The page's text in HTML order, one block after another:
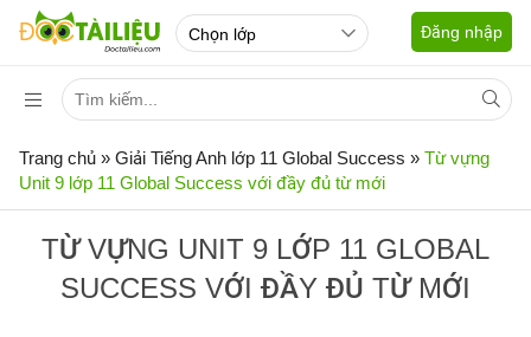
Đăng nhập
Trang chủ » Giải Tiếng Anh lớp 11 Global Success » Từ vựng
Unit 9 lớp 11 Global Success với đầy đủ từ mới
TỪ VỰNG UNIT 9 LỚP 11 GLOBAL
SUCCESS VỚI ĐẦY ĐỦ TỪ MỚI